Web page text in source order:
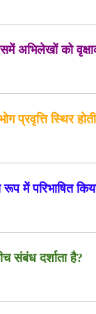
को
प्रवृत्ति स्थिर
में परिभाषित
संबंध दर्शाता है?